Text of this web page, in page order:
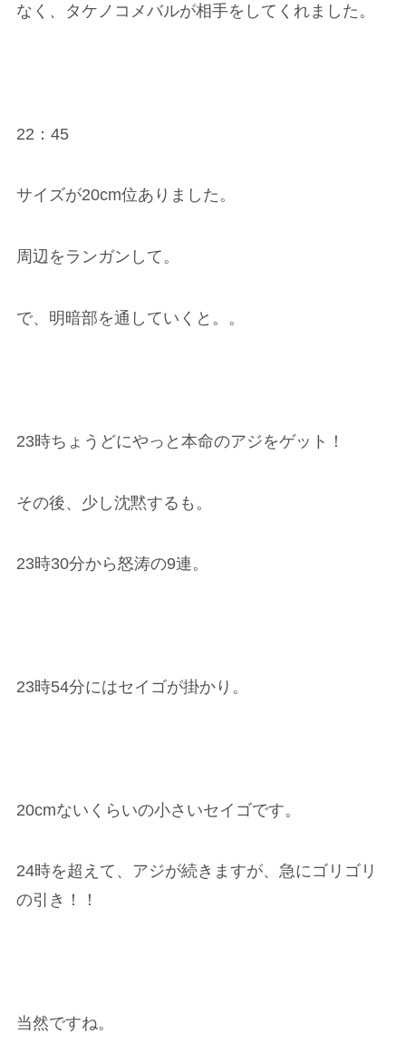
なく、タケノコメバルが相手をしてくれました。
22：45
サイズが20cm位ありました。
周辺をランガンして。
で、明暗部を通していくと。。
23時ちょうどにやっと本命のアジをゲット！
その後、少し沈黙するも。
23時30分から怒涛の9連。
23時54分にはセイゴが掛かり。
20cmないくらいの小さいセイゴです。
24時を超えて、アジが続きますが、急にゴリゴリ
の引き！！
当然ですね。